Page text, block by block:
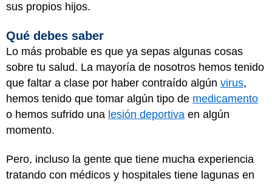
sus propios hijos.
Qué debes saber
Lo más probable es que ya sepas algunas cosas
sobre tu salud. La mayoría de nosotros hemos tenido
que faltar a clase por haber contraído algún virus,
hemos tenido que tomar algún tipo de medicamento
o hemos sufrido una lesión deportiva en algún
momento.
Pero, incluso la gente que tiene mucha experiencia
tratando con médicos y hospitales tiene lagunas en